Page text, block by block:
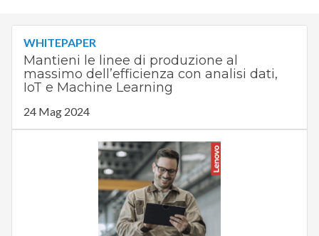
WHITEPAPER
Mantieni le linee di produzione al
massimo dell’efficienza con analisi dati,
IoT e Machine Learning
24 Mag 2024